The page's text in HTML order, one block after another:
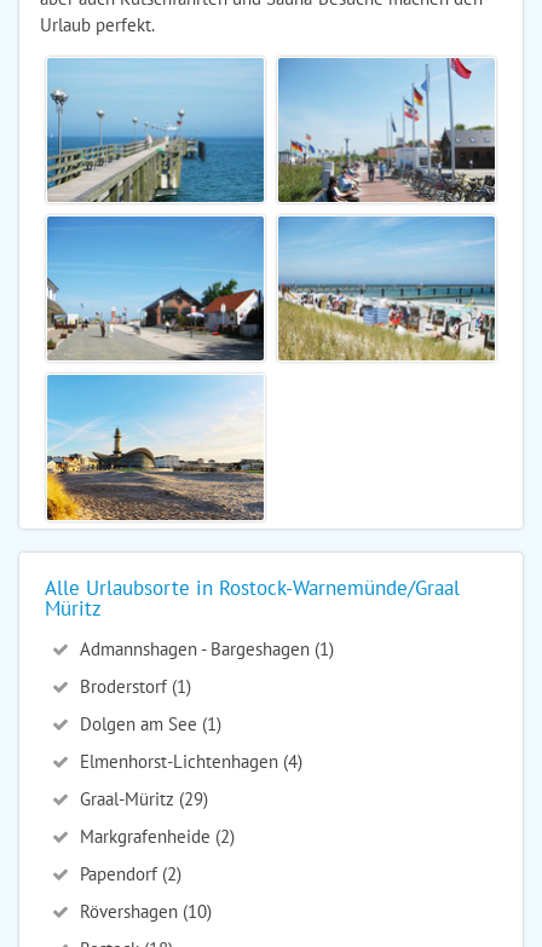
Urlaub perfekt.
Alle Urlaubsorte in Rostock-Warnemünde/Graal
Müritz
Admannshagen - Bargeshagen (1)
Broderstorf (1)
Dolgen am See (1)
Elmenhorst-Lichtenhagen (4)
Graal-Müritz (29)
Markgrafenheide (2)
Papendorf (2)
Rövershagen (10)